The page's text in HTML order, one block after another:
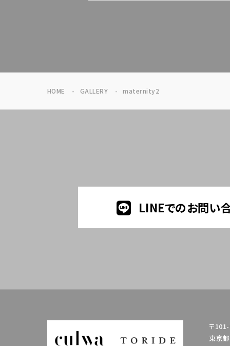
HOME GALLERY maternity2
LINEでのお問い
〒
東京